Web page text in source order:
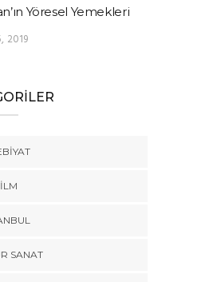
Yöresel Yemekleri
2019
SANAT